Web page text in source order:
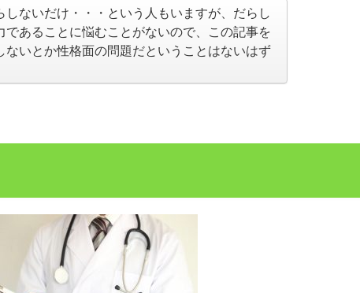
ないだけ・・・という人もいますが、だらし
であることに悩むことがないので、この記事を
ないとか性格面の問題だということはないはず